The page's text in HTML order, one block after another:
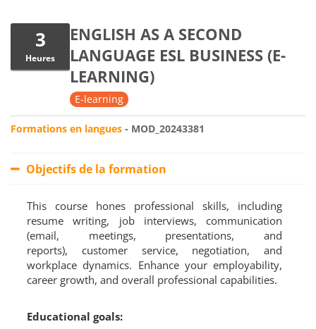
3
Heures
ENGLISH AS A SECOND
LANGUAGE ESL BUSINESS (E-
LEARNING)
E-learning
Formations en langues - MOD_20243381
Objectifs de la formation
This course hones professional skills, including
resume writing, job interviews, communication
(email, meetings, presentations, and
reports), customer service, negotiation, and
workplace dynamics. Enhance your employability,
career growth, and overall professional capabilities.
Educational goals: